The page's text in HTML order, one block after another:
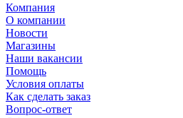
Компания
О компании
Новости
Магазины
Наши вакансии
Помощь
Условия оплаты
Как сделать заказ
Вопрос-ответ